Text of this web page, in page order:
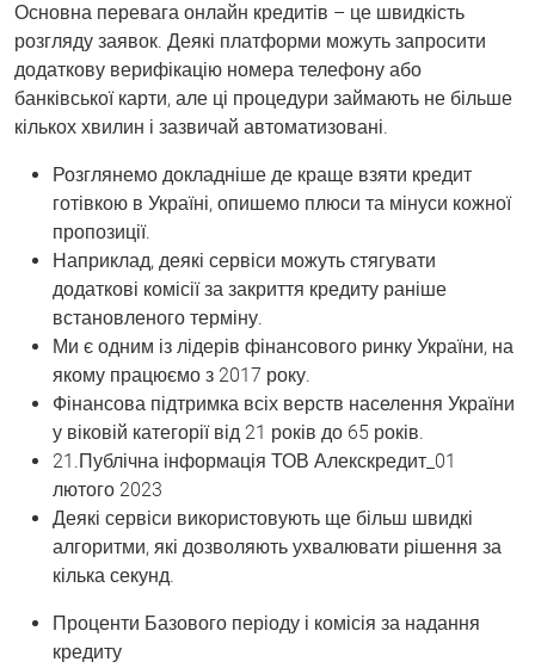
Основна перевага онлайн кредитів – це швидкість
розгляду заявок. Деякі платформи можуть запросити
додаткову верифікацію номера телефону або
банківської карти, але ці процедури займають не більше
кількох хвилин і зазвичай автоматизовані.
Розглянемо докладніше де краще взяти кредит
готівкою в Україні, опишемо плюси та мінуси кожної
пропозиції.
Наприклад, деякі сервіси можуть стягувати
додаткові комісії за закриття кредиту раніше
встановленого терміну.
Ми є одним із лідерів фінансового ринку України, на
якому працюємо з 2017 року.
Фінансова підтримка всіх верств населення України
у віковій категорії від 21 років до 65 років.
21.Публічна інформація ТОВ Алекскредит_01
лютого 2023
Деякі сервіси використовують ще більш швидкі
алгоритми, які дозволяють ухвалювати рішення за
кілька секунд.
Проценти Базового періоду і комісія за надання
кредиту